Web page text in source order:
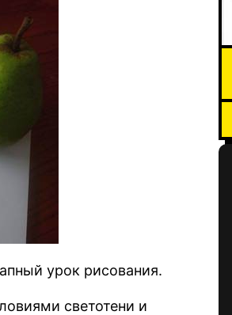
урок рисования.
светотени и